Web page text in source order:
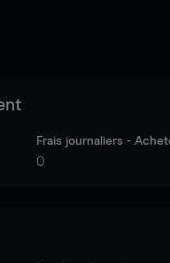
Frais journaliers -
0